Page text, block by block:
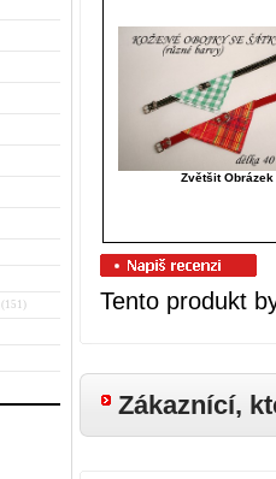
(151)
Zvětšit Obrázek
Tento produkt
Zákaznící,